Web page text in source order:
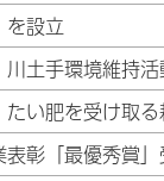
を設立
土手環境維持
い肥を受け取
彰「最優秀賞」